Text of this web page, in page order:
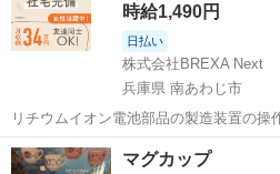
時給1,490円
日払い
株式会社BREXA Next
兵庫県 南あわじ市
リチウムイオン電池部品の製造装置の
50代の男性活躍中！嬉しい時給1,490円
ンルーム寮完備！赴任旅費会社負担！正
兵庫 南あわじ市 その他
マグカップ